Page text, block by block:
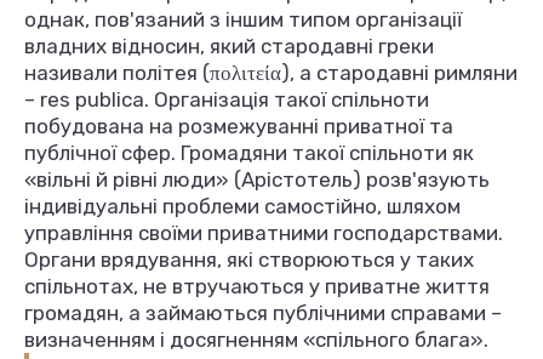
однак, пов'язаний з іншим типом організації
владних відносин, який стародавні греки
називали політея (πολιτεία), а стародавні римляни
– res publica. Організація такої спільноти
побудована на розмежуванні приватної та
публічної сфер. Громадяни такої спільноти як
«вільні й рівні люди» (Арістотель) розв'язують
індивідуальні проблеми самостійно, шляхом
управління своїми приватними господарствами.
Органи врядування, які створюються у таких
спільнотах, не втручаються у приватне життя
громадян, а займаються публічними справами –
визначенням і досягненням «спільного блага».